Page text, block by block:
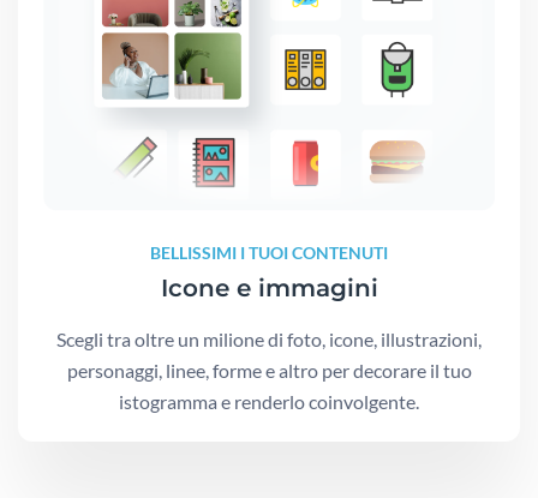
BELLISSIMI I TUOI CONTENUTI
Icone e immagini
Scegli tra oltre un milione di foto, icone, illustrazioni,
personaggi, linee, forme e altro per decorare il tuo
istogramma e renderlo coinvolgente.